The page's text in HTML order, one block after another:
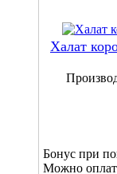
Халат
Бонус при
Можно